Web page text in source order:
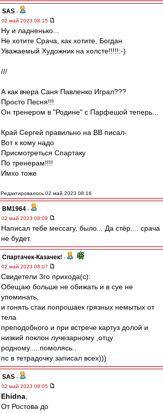
SAS -
02 май 2023 08:15
Ну и ладненько...
Не хотите Срача, как хотите, Богдан
Уважаемый Художник на холсте!!!!!:-)
///
А как вчера Саня Павленко Играл???
Просто Песня!!!
Он тренером в "Родине" с Парфешой теперь...
Край Сергей правильно на ВВ писал-
Вот к кому надо
Присмотреться Спартаку
По тренерам!!!!
Имхо тоже
Редактировалось 02 май 2023 08:16
BM1964 -
02 май 2023 08:09
Написал тебе мессагу, было... Да стёр.... срача
не будет.
Спартачек-Казачек! -
02 май 2023 08:07
Свидетели 3го прихода(с):
Обещаю больше не обижать и в суе не
упоминать,
и гонять стаи попрошаек грязных немытых от
тела
преподобного и при встрече картуз долой и
низкий поклон лучезарному ,отцу
родному.....помолясь..
пс в тетрадочку записал всех)))
SAS -
02 май 2023 08:05
Ehidna
От Ростова до